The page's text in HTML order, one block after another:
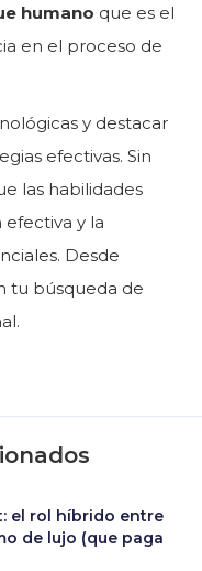
humano que es el
en el proceso de
y destacar
efectivas. Sin
las habilidades
y la
Desde
tu búsqueda de
el rol híbrido entre
de lujo (que paga